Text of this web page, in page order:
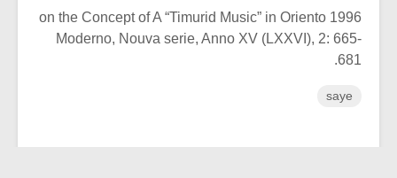
1996 on the Concept of A “Timurid Music” in Oriento
Moderno, Nouva serie, Anno XV (LXXVI), 2: 665-
681.
saye